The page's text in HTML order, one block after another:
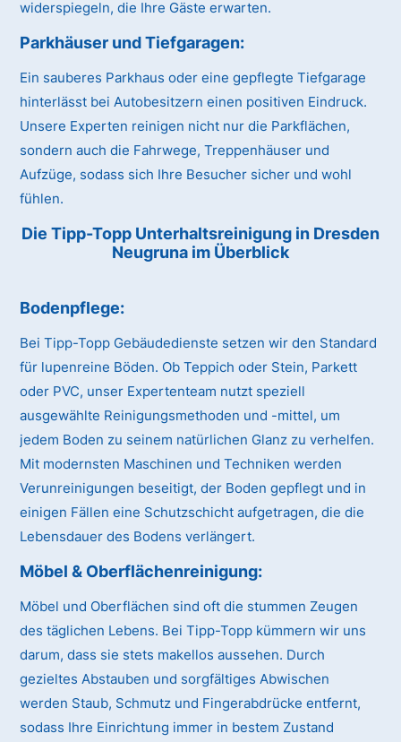
widerspiegeln, die Ihre Gäste erwarten.
Parkhäuser und Tiefgaragen:
Ein sauberes Parkhaus oder eine gepflegte Tiefgarage
hinterlässt bei Autobesitzern einen positiven Eindruck.
Unsere Experten reinigen nicht nur die Parkflächen,
sondern auch die Fahrwege, Treppenhäuser und
Aufzüge, sodass sich Ihre Besucher sicher und wohl
fühlen.
Die Tipp-Topp Unterhaltsreinigung in Dresden
Neugruna im Überblick
Bodenpflege:
Bei Tipp-Topp Gebäudedienste setzen wir den Standard
für lupenreine Böden. Ob Teppich oder Stein, Parkett
oder PVC, unser Expertenteam nutzt speziell
ausgewählte Reinigungsmethoden und -mittel, um
jedem Boden zu seinem natürlichen Glanz zu verhelfen.
Mit modernsten Maschinen und Techniken werden
Verunreinigungen beseitigt, der Boden gepflegt und in
einigen Fällen eine Schutzschicht aufgetragen, die die
Lebensdauer des Bodens verlängert.
Möbel & Oberflächenreinigung:
Möbel und Oberflächen sind oft die stummen Zeugen
des täglichen Lebens. Bei Tipp-Topp kümmern wir uns
darum, dass sie stets makellos aussehen. Durch
gezieltes Abstauben und sorgfältiges Abwischen
werden Staub, Schmutz und Fingerabdrücke entfernt,
sodass Ihre Einrichtung immer in bestem Zustand